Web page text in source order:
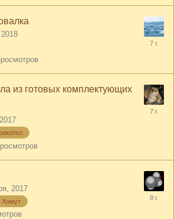
из готовых комплектующих
2017
Хомут